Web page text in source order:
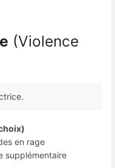
(Violence
en rage
supplémentaire